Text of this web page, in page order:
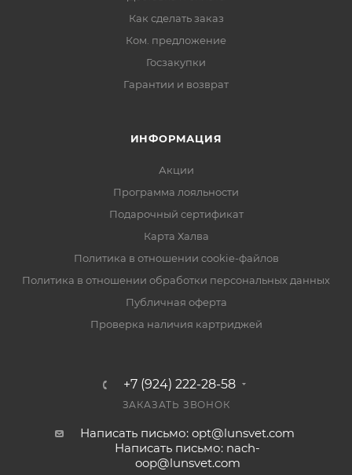
Как сделать заказ
Ком. предложение
Госзакупки
Гарантии и возврат
ИНФОРМАЦИЯ
Акции
Программа лояльности
Подарочный сертификат
Карта Халва
Политика в отношении cookie-файлов
Политика в отношении обработки персональных данных
Публичная оферта
Проверка наличия картриджей
+7 (924) 222-28-58
ЗАКАЗАТЬ ЗВОНОК
Написать письмо: opt@lunsvet.com
Написать письмо: nach-
oop@lunsvet.com